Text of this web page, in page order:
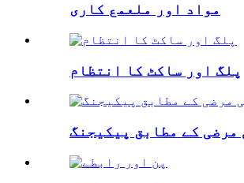
مواد اور ملعمع کاری
پلگ اور ساکٹ کا انتظام
مرضی کے مطابق پیکیجنگ